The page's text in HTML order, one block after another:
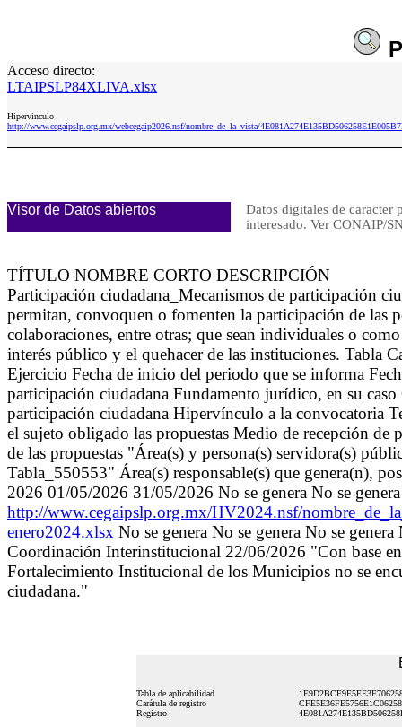
Acceso directo:
LTAIPSLP84XLIVA.xlsx
Hipervinculo
http://www.cegaipslp.org.mx/webcegaip2026.nsf/nombre_de_la_vista/
Visor de Datos abiertos
Datos digitales de caracter
interesado. Ver CONAIP/
TÍTULO NOMBRE CORTO DESCRIPCIÓN
Participación ciudadana_Mecanismos de participación
permitan, convoquen o fomenten la participación de las
colaboraciones, entre otras; que sean individuales o
interés público y el quehacer de las instituciones. Tabla
Ejercicio Fecha de inicio del periodo que se informa
participación ciudadana Fundamento jurídico, en su
participación ciudadana Hipervínculo a la convocatoria
el sujeto obligado las propuestas Medio de recepción de
de las propuestas "Área(s) y persona(s) servidora(s)
Tabla_550553" Área(s) responsable(s) que genera(n),
2026 01/05/2026 31/05/2026 No se genera No se
http://www.cegaipslp.org.mx/HV2024.nsf/
enero2024.xlsx No se genera No se genera No se
Coordinación Interinstitucional 22/06/2026 "Con base
Fortalecimiento Institucional de los Municipios no se
ciudadana."
Tabla de aplicabilidad
Carátula de registro
Registro